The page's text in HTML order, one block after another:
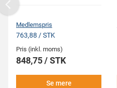
Medlemspris
763,88 / STK
Pris (inkl. moms)
848,75 / STK
Se mere
Previous